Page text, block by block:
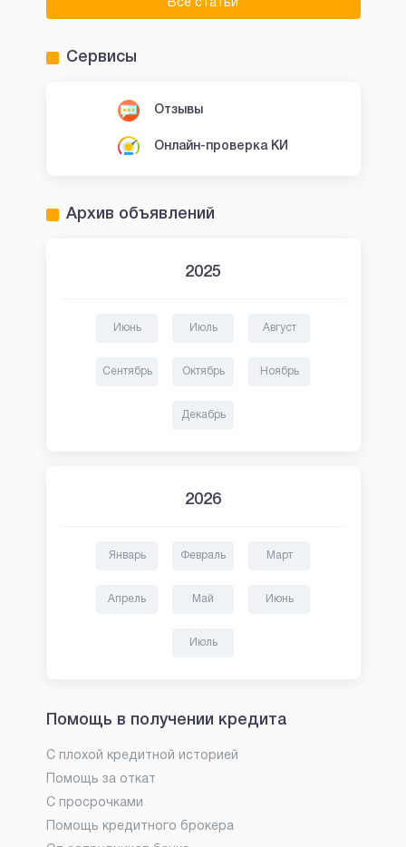
Все статьи
Сервисы
Отзывы
Онлайн-проверка КИ
Архив объявлений
2025
Июнь Июль Август
Сентябрь Октябрь Ноябрь
Декабрь
2026
Январь Февраль Март
Апрель Май Июнь
Июль
Помощь в получении кредита
С плохой кредитной историей
Помощь за откат
С просрочками
Помощь кредитного брокера